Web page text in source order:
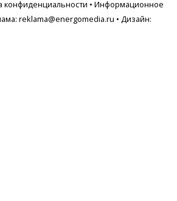
конфиденциальности • Информационное
reklama@energomedia.ru • Дизайн: